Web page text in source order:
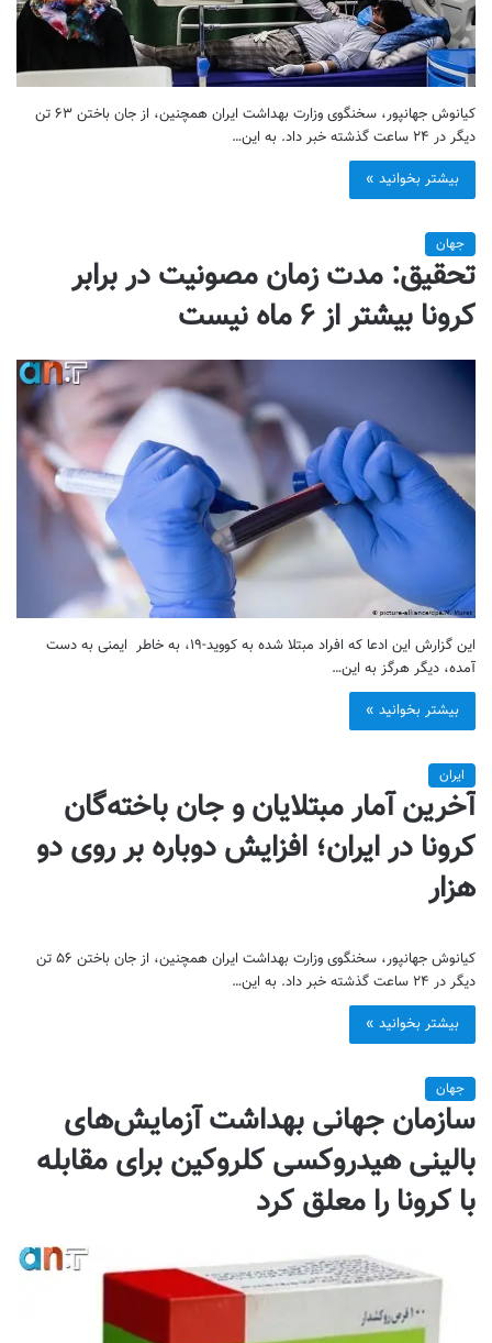
کیانوش جهانپور، سخنگوی وزارت بهداشت ایران همچنین، از جان باختن ۶۳ تن
دیگر در ۲۴ ساعت گذشته خبر داد. به این…
بیشتر بخوانید »
جهان
تحقیق: مدت زمان مصونیت در برابر
کرونا بیشتر از ۶ ماه نیست
این گزارش این ادعا که افراد مبتلا شده به کووید-۱۹، به خاطر ایمنی به دست
آمده، دیگر هرگز به این…
بیشتر بخوانید »
ایران
آخرین آمار مبتلایان و جان باخته‌گان
کرونا در ایران؛ افزایش دوباره بر روی دو
هزار
کیانوش جهانپور، سخنگوی وزارت بهداشت ایران همچنین، از جان باختن ۵۶ تن
دیگر در ۲۴ ساعت گذشته خبر داد. به این…
بیشتر بخوانید »
جهان
سازمان جهانی بهداشت آزمایش‌های
بالینی هیدروکسی کلروکین برای مقابله
با کرونا را معلق کرد